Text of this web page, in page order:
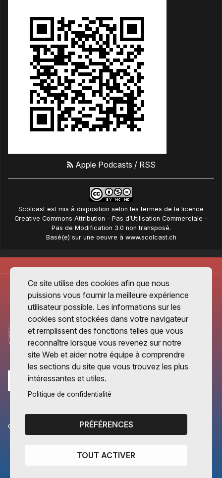
Apple Podcasts / RSS
Scolcast est mis à disposition selon les termes de la licence
Creative Commons Attribution - Pas d’Utilisation Commerciale -
Pas de Modification 3.0 non transposé.
Basé(e) sur une oeuvre à www.scolcast.ch
CANTONS PARTENAIRES
Vaud
Ce site utilise des cookies afin que nous
puissions vous fournir la meilleure expérience
utilisateur possible. Les informations sur les
cookies sont stockées dans votre navigateur
et remplissent des fonctions telles que vous
reconnaître lorsque vous revenez sur notre
site Web et aider notre équipe à comprendre
les sections du site que vous trouvez les plus
intéressantes et utiles.
Politique de confidentialité
PRÉFÉRENCES
TOUT ACTIVER